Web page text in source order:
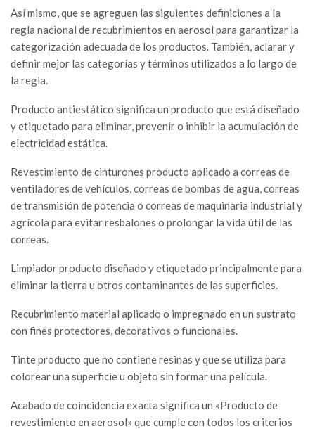
Así mismo, que se agreguen las siguientes definiciones a la
regla nacional de recubrimientos en aerosol para garantizar la
categorización adecuada de los productos. También, aclarar y
definir mejor las categorías y términos utilizados a lo largo de
la regla.
Producto antiestático significa un producto que está diseñado
y etiquetado para eliminar, prevenir o inhibir la acumulación de
electricidad estática.
Revestimiento de cinturones producto aplicado a correas de
ventiladores de vehículos, correas de bombas de agua, correas
de transmisión de potencia o correas de maquinaria industrial y
agrícola para evitar resbalones o prolongar la vida útil de las
correas.
Limpiador producto diseñado y etiquetado principalmente para
eliminar la tierra u otros contaminantes de las superficies.
Recubrimiento material aplicado o impregnado en un sustrato
con fines protectores, decorativos o funcionales.
Tinte producto que no contiene resinas y que se utiliza para
colorear una superficie u objeto sin formar una película.
Acabado de coincidencia exacta significa un «Producto de
revestimiento en aerosol» que cumple con todos los criterios